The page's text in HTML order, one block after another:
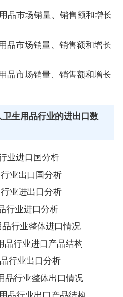
品市场销量、销售额和增长
品市场销量、销售额和增长
品市场销量、销售额和增长
生用品行业的进出口数
业进口国分析
业出口国分析
业进出口分析
行业进口分析
品行业整体进口情况
品行业进口产品结构
行业出口分析
品行业整体出口情况